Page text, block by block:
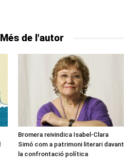
Més de l'autor
Bromera reivindica Isabel-Clara
Simó com a patrimoni literari davant
la confrontació política